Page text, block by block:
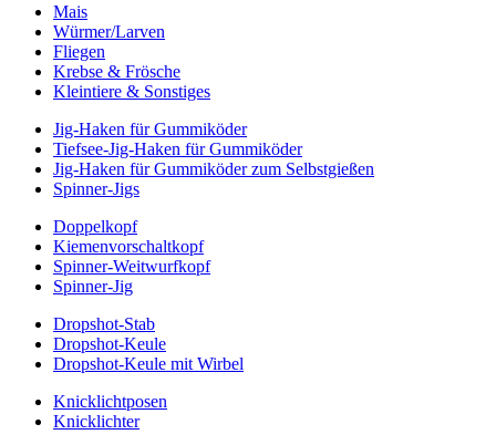
Mais
Würmer/Larven
Fliegen
Krebse & Frösche
Kleintiere & Sonstiges
Jig-Haken für Gummiköder
Tiefsee-Jig-Haken für Gummiköder
Jig-Haken für Gummiköder zum Selbstgießen
Spinner-Jigs
Doppelkopf
Kiemenvorschaltkopf
Spinner-Weitwurfkopf
Spinner-Jig
Dropshot-Stab
Dropshot-Keule
Dropshot-Keule mit Wirbel
Knicklichtposen
Knicklichter